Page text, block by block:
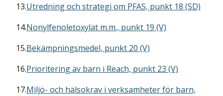
13.Utredning och strategi om PFAS, punkt 18 (SD)
14.Nonylfenoletoxylat m.m., punkt 19 (V)
15.Bekämpningsmedel, punkt 20 (V)
16.Prioritering av barn i Reach, punkt 23 (V)
17.Miljö- och hälsokrav i verksamheter för barn,